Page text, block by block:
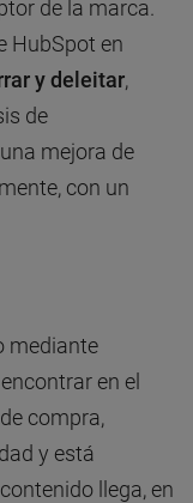
de la marca.
HubSpot en
y deleitar,
de
mejora de
con un
mediante
en el
compra,
y está
llega, en